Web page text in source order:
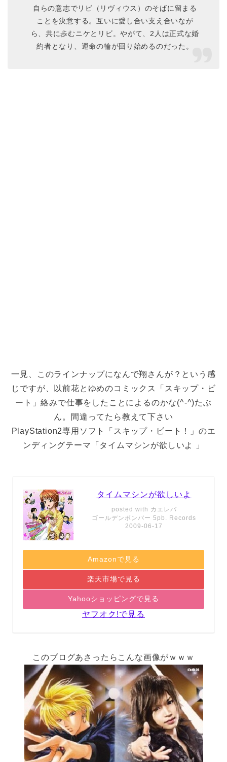
自らの意志でリビ（リヴィウス）のそばに留まる
ことを決意する。互いに愛し合い支え合いなが
ら、共に歩むニケとリビ。やがて、2人は正式な婚
約者となり、運命の輪が回り始めるのだった。
一見、このラインナップになんで翔さんが？という感
じですが、以前花とゆめのコミックス「スキップ・ビ
ート」絡みで仕事をしたことによるのかな(^-^)たぶ
ん。間違ってたら教えて下さい
PlayStation2専用ソフト「スキップ・ビート！」のエ
ンディングテーマ「タイムマシンが欲しいよ 」
タイムマシンが欲しいよ
posted with カエレバ
ゴールデンボンバー 5pb. Records
2009-06-17
Amazonで見る
楽天市場で見る
Yahooショッピングで見る
ヤフオク!で見る
このブログあさったらこんな画像がｗｗｗ